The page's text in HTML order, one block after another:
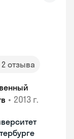
2 отзыва
• 2013 г.